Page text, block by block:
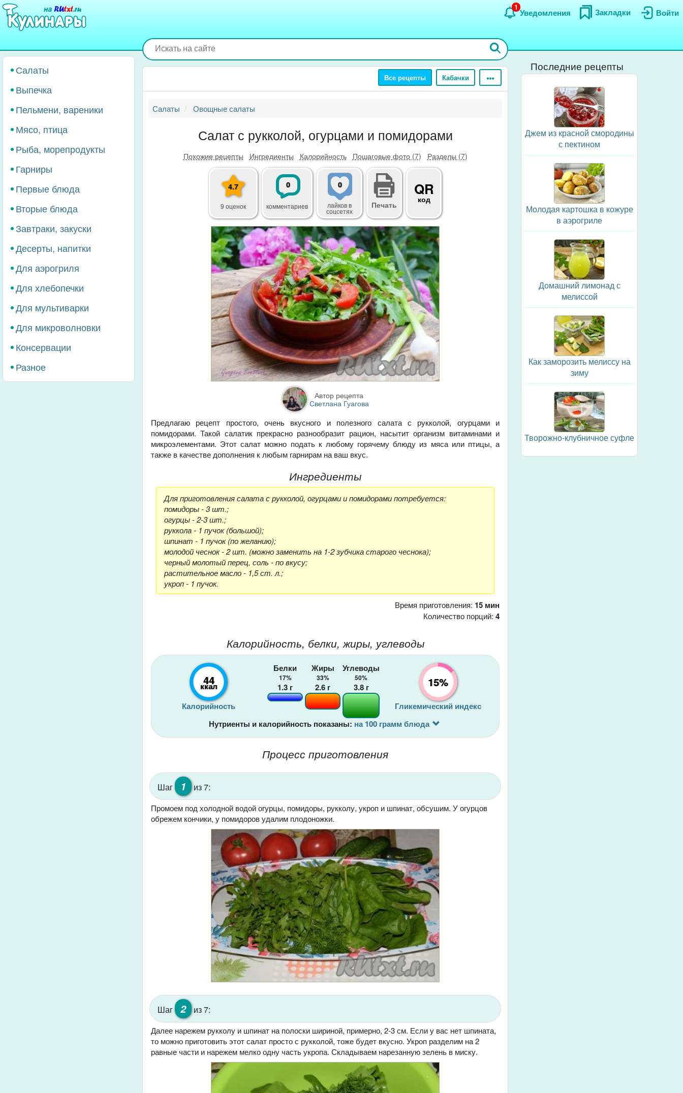
Перейти
основному
Войти
Закладки
Уведомления
1
Салаты
Выпечка
Пельмени, вареники
Мясо, птица
Рыба, морепродукты
Гарниры
Первые блюда
Вторые блюда
Завтраки, закуски
Десерты, напитки
Для аэрогриля
Для хлебопечки
Для мультиварки
Для микроволновки
Консервации
Разное
Все рецепты Кабачки
Салаты Овощные салаты
Салат с рукколой, огурцами и помидорами
Похожие рецепты Ингредиенты Калорийность Пошаговые фото (7) Разделы (7)
4.7
9 оценок
0
комментариев
0
лайковв
соцсетях
Печать
QR
код
Автор рецепта
Светлана Гуагова
Предлагаю рецепт простого, очень вкусного и полезного салата с рукколой, огурцами и
помидорами. Такой салатик прекрасно разнообразит рацион, насытит организм витаминами и
микроэлементами. Этот салат можно подать к любому горячему блюду из мяса или птицы, а
также в качестве дополнения к любым гарнирам на ваш вкус.
Ингредиенты
Для приготовления салата с рукколой, огурцами и помидорами потребуется:
помидоры - 3 шт.;
огурцы - 2-3 шт.;
руккола - 1 пучок (большой);
шпинат - 1 пучок (по желанию);
молодой чеснок - 2 шт. (можно заменить на 1-2 зубчика старого чеснока);
черный молотый перец, соль - по вкусу;
растительное масло - 1,5 ст. л.;
укроп - 1 пучок.
Время приготовления: 15 мин
Количество порций: 4
Калорийность, белки, жиры, углеводы
44
ккал
Калорийность
Белки
17%
1.3 г
Жиры
33%
2.6 г
Углеводы
50%
3.8г 15%
Гликемический индекс
Нутриенты и калорийность показаны: на 100 грамм блюда
Процесс приготовления
Шаг 1 из 7:
Промоем под холодной водой огурцы, помидоры, рукколу, укроп и шпинат, обсушим. У огурцов
обрежем кончики, у помидоров удалим плодоножки.
Шаг 2 из 7:
Далее нарежем рукколу и шпинат на полоски шириной, примерно, 2-3 см. Если у вас нет шпината,
то можно приготовить этот салат просто с рукколой, тоже будет вкусно. Укроп разделим на 2
равные части и нарежем мелко одну часть укропа. Складываем нарезанную зелень в миску.
Последние рецепты
Джем из красной смородины
с пектином
Молодая картошка в кожуре
в аэрогриле
Домашний лимонад с
мелиссой
Как заморозить мелиссу на
зиму
Творожно-клубничное суфле